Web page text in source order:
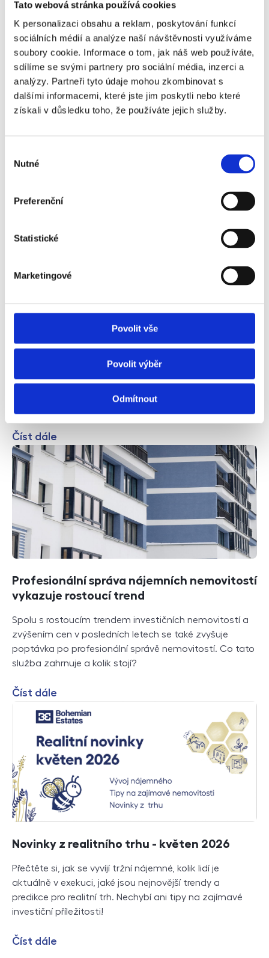
Tato webová stránka používá cookies
K personalizaci obsahu a reklam, poskytování funkcí
sociálních médií a analýze naší návštěvnosti využíváme
soubory cookie. Informace o tom, jak náš web používáte,
sdílíme se svými partnery pro sociální média, inzerci a
analýzy. Partneři tyto údaje mohou zkombinovat s
dalšími informacemi, které jste jim poskytli nebo které
získali v důsledku toho, že používáte jejich služby.
souhlasu
Nutné
Preferenční
Statistické
Marketingové
Povolit vše
Povolit výběr
Odmítnout
Doufáme, že vám tyto rady pomohly si udělat základní
představu o tom, s čím se při nákupu nemovitosti
můžete setkat a přejeme vám, ať nákup nemovitosti
proběhne hladce a podle vašich představ.
zhodnocení vlastních prostředků
Pořídili jste s investiční byt za výhodnou cenu a nyní si
spokojeně mnete ruce nad rentabilní koupí a očekáváte
roční výnos řádově vyšší jednotky procent. Ačkoli je
výhodný nákup nemovitosti důležitým článkem
investičního řetězce, sám o sobě pro zajímavé
Číst dále
Profesionální správa nájemních nemovitostí
vykazuje rostoucí trend
Spolu s rostoucím trendem investičních nemovitostí a
zvýšením cen v posledních letech se také zvyšuje
poptávka po profesionální správě nemovitostí. Co tato
služba zahrnuje a kolik stojí?
Číst dále
Novinky z realitního trhu - květen 2026
Přečtěte si, jak se vyvíjí tržní nájemné, kolik lidí je
aktuálně v exekuci, jaké jsou nejnovější trendy a
predikce pro realitní trh. Nechybí ani tipy na zajímavé
investiční příležitosti!
Číst dále